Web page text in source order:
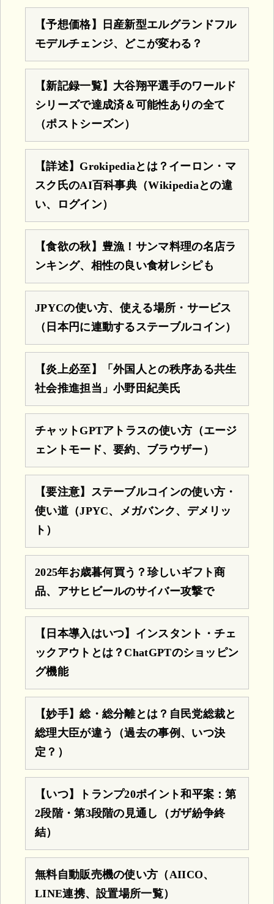
【予想価格】日産新型エルグランドフル
モデルチェンジ、どこが変わる？
【新記録一覧】大谷翔平選手のワールド
シリーズで達成済＆可能性ありの全て
（ポストシーズン）
【詳述】Grokipediaとは？イーロン・マ
スク氏のAI百科事典（Wikipediaとの違
い、ログイン）
【食欲の秋】豊漁！サンマ料理の名店ラ
ンキング、相性の良い食材レシピも
JPYCの使い方、使える場所・サービス
（日本円に連動するステーブルコイン）
【炎上必至】「外国人との秩序ある共生
社会推進担当」小野田紀美氏
チャットGPTアトラスの使い方（エージ
ェントモード、要約、ブラウザー）
【要注意】ステーブルコインの使い方・
使い道（JPYC、メガバンク、デメリッ
ト）
2025年お歳暮何買う？珍しいギフト商
品、アサヒビールのサイバー攻撃で
【日本導入はいつ】インスタント・チェ
ックアウトとは？ChatGPTのショッピン
グ機能
【妙手】総・総分離とは？自民党総裁と
総理大臣が違う（過去の事例、いつ決
定？）
【いつ】トランプ20ポイント和平案：第
2段階・第3段階の見通し（ガザ紛争終
結）
無料自動販売機の使い方（AIICO、
LINE連携、設置場所一覧）